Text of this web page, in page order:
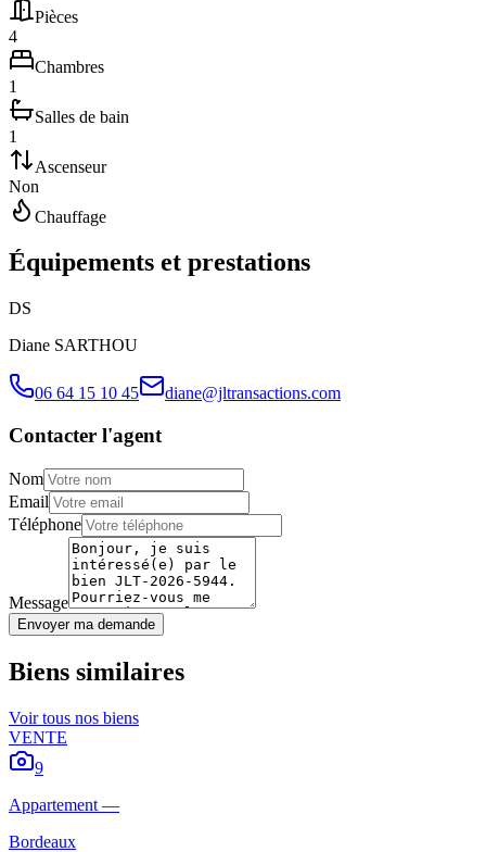
Pièces
4
Chambres
1
Salles de bain
1
Ascenseur
Non
Chauffage
Équipements et prestations
DS
Diane SARTHOU
06 64 15 10 45 diane@jltransactions.com
Contacter l'agent
Nom
Email
Téléphone
Message
Envoyer ma demande
Biens similaires
Voir tous nos biens
VENTE
9
Appartement —
Bordeaux